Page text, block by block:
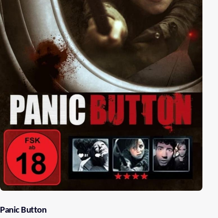
Panic Button